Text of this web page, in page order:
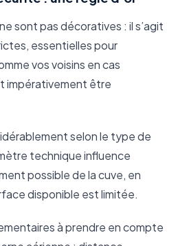
sont pas décoratives : il s’agit
essentielles pour
vos voisins en cas
impérativement être
selon le type de
technique influence
possible de la cuve, en
disponible est limitée.
à prendre en compte